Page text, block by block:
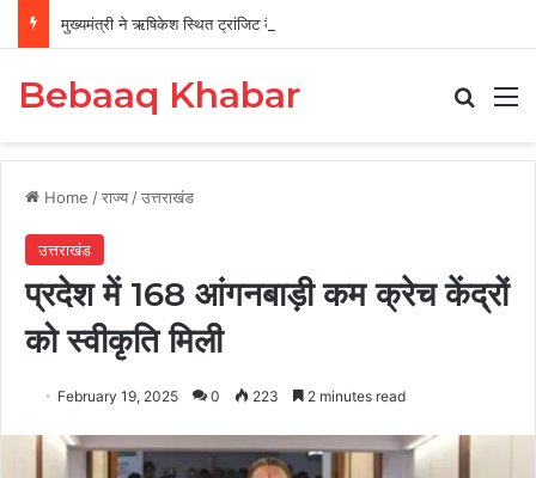
मुख्यमंत्री ने ऋषिकेश स्थित ट्रांजिट कैंप का किया औचक निरीक्षण
Bebaaq Khabar
Home /राज्य /उत्तराखंड
उत्तराखंड
प्रदेश में 168 आंगनबाड़ी कम क्रेच केंद्रों
को स्वीकृति मिली
February 19, 2025 0 223 2 minutes read